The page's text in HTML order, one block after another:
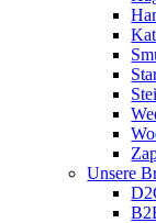
Unsere